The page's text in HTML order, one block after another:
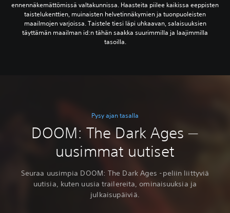
ennennäkemättömissä valtakunnissa. Haasteita piilee kaikissa eeppisten
taistelukenttien, muinaisten helvetinnäkymien ja tuonpuoleisten
maailmojen varjoissa. Taistele tiesi läpi uhkaavan, salaisuuksien
täyttämän maailman id:n tähän saakka suurimmilla ja laajimmilla
tasoilla.
Pysy ajan tasalla
DOOM: The Dark Ages —
uusimmat uutiset
Seuraa uusimpia DOOM: The Dark Ages -peliin liittyviä
uutisia, kuten uusia trailereita, ominaisuuksia ja
julkaisupäiviä.